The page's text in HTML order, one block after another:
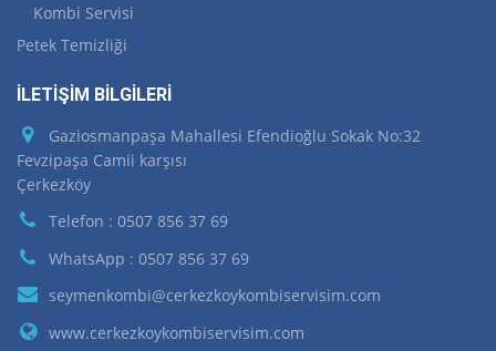
Kombi Servisi
Petek Temizliği
İLETİŞİM BİLGİLERİ
Gaziosmanpaşa Mahallesi Efendioğlu Sokak No:32
Fevzipaşa Camii karşısı
Çerkezköy
Telefon : 0507 856 37 69
WhatsApp : 0507 856 37 69
seymenkombi@cerkezkoykombiservisim.com
www.cerkezkoykombiservisim.com